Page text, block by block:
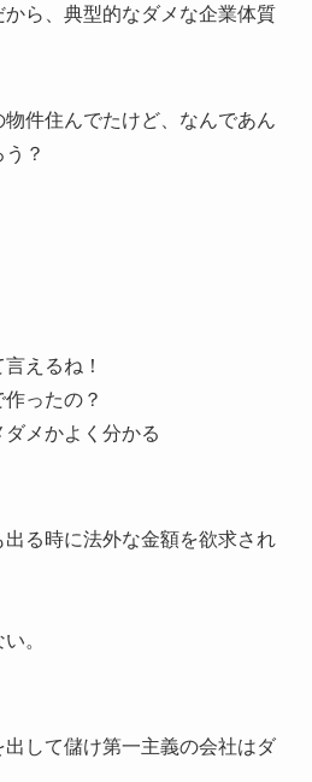
ら、典型的なダメな企業体質
件住んでたけど、なんであん
？
えるね！
ったの？
メかよく分かる
る時に法外な金額を欲求され
。
して儲け第一主義の会社はダ